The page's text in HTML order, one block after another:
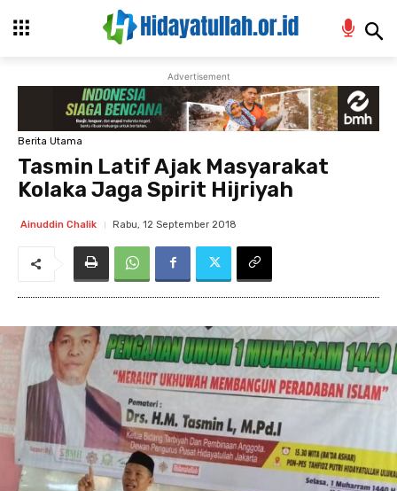
Advertisement
Berita Utama
Tasmin Latif Ajak Masyarakat
Kolaka Jaga Spirit Hijriyah
Ainuddin Chalik Rabu, 12 September 2018